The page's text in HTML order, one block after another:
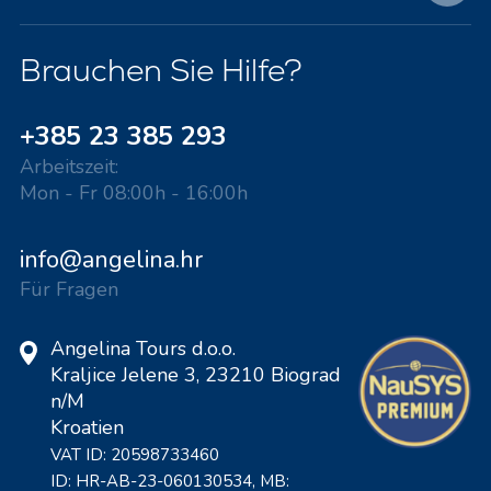
Brauchen Sie Hilfe?
+385 23 385 293
Arbeitszeit:
Mon - Fr 08:00h - 16:00h
info@angelina.hr
Für Fragen
Angelina Tours d.o.o.
Kraljice Jelene 3, 23210 Biograd
n/M
Kroatien
VAT ID: 20598733460
ID: HR-AB-23-060130534, MB: